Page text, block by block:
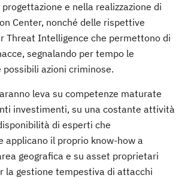
e nella realizzazione di
Center, nonché delle rispettive
Threat Intelligence che permettono di
segnalando per tempo le
azioni criminose.
leva su competenze maturate
investimenti, su una costante attività
di esperti che
applicano il proprio know-how a
geografica e su asset proprietari
la gestione tempestiva di attacchi